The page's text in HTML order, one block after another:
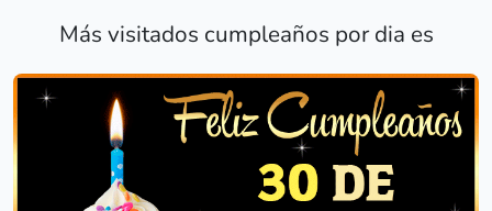
Más visitados cumpleaños por dia es